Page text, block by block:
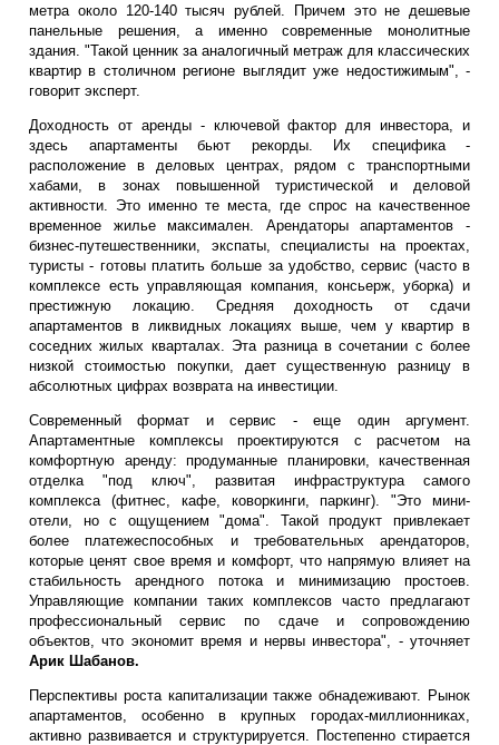
метра около 120-140 тысяч рублей. Причем это не дешевые
панельные решения, а именно современные монолитные
здания. "Такой ценник за аналогичный метраж для классических
квартир в столичном регионе выглядит уже недостижимым", -
говорит эксперт.
Доходность от аренды - ключевой фактор для инвестора, и
здесь апартаменты бьют рекорды. Их специфика -
расположение в деловых центрах, рядом с транспортными
хабами, в зонах повышенной туристической и деловой
активности. Это именно те места, где спрос на качественное
временное жилье максимален. Арендаторы апартаментов -
бизнес-путешественники, экспаты, специалисты на проектах,
туристы - готовы платить больше за удобство, сервис (часто в
комплексе есть управляющая компания, консьерж, уборка) и
престижную локацию. Средняя доходность от сдачи
апартаментов в ликвидных локациях выше, чем у квартир в
соседних жилых кварталах. Эта разница в сочетании с более
низкой стоимостью покупки, дает существенную разницу в
абсолютных цифрах возврата на инвестиции.
Современный формат и сервис - еще один аргумент.
Апартаментные комплексы проектируются с расчетом на
комфортную аренду: продуманные планировки, качественная
отделка "под ключ", развитая инфраструктура самого
комплекса (фитнес, кафе, коворкинги, паркинг). "Это мини-
отели, но с ощущением "дома". Такой продукт привлекает
более платежеспособных и требовательных арендаторов,
которые ценят свое время и комфорт, что напрямую влияет на
стабильность арендного потока и минимизацию простоев.
Управляющие компании таких комплексов часто предлагают
профессиональный сервис по сдаче и сопровождению
объектов, что экономит время и нервы инвестора", - уточняет
Арик Шабанов.
Перспективы роста капитализации также обнадеживают. Рынок
апартаментов, особенно в крупных городах-миллионниках,
активно развивается и структурируется. Постепенно стирается